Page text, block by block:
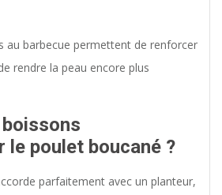
au barbecue permettent de renforcer
rendre la peau encore plus
le poulet boucané ?
parfaitement avec un planteur,